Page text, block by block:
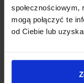
mogą połączyć te
od Ciebie lub
27
28
3 4